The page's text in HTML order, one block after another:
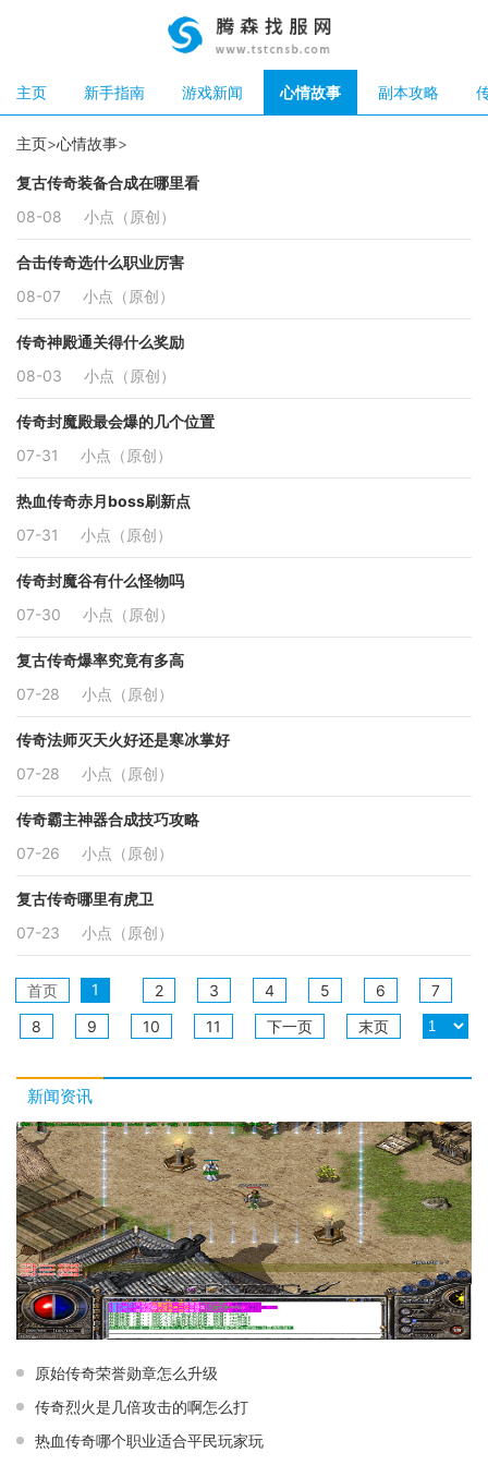
主页 新手指南 游戏新闻 心情故事 副本攻略
主页>心情故事>
复古传奇装备合成在哪里看
08-08
小点（原创）
合击传奇选什么职业厉害
08-07
小点（原创）
传奇神殿通关得什么奖励
08-03
小点（原创）
传奇封魔殿最会爆的几个位置
07-31
小点（原创）
热血传奇赤月boss刷新点
07-31
小点（原创）
传奇封魔谷有什么怪物吗
07-30
小点（原创）
复古传奇爆率究竟有多高
07-28
小点（原创）
传奇法师灭天火好还是寒冰掌好
07-28
小点（原创）
传奇霸主神器合成技巧攻略
07-26
小点（原创）
复古传奇哪里有虎卫
07-23
小点（原创）
首页 1 2 3 4 5 6
7
8
9 10 11 下一页 末页
新闻资讯
原始传奇荣誉勋章怎么升级
传奇烈火是几倍攻击的啊怎么打
热血传奇哪个职业适合平民玩家玩